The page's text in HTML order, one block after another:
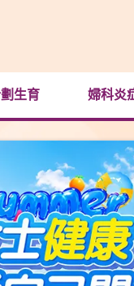
生育 婦科炎